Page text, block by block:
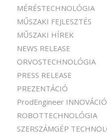
MÉRÉSTECHNOLÓGIA
MŰSZAKI FEJLESZTÉS
MŰSZAKI HÍREK
NEWS RELEASE
ORVOSTECHNOLÓGIA
PRESS RELEASE
PREZENTÁCIÓ
ProdEngineer INNOVÁCIÓ
ROBOTTECHNOLÓGIA
SZERSZÁMGÉP